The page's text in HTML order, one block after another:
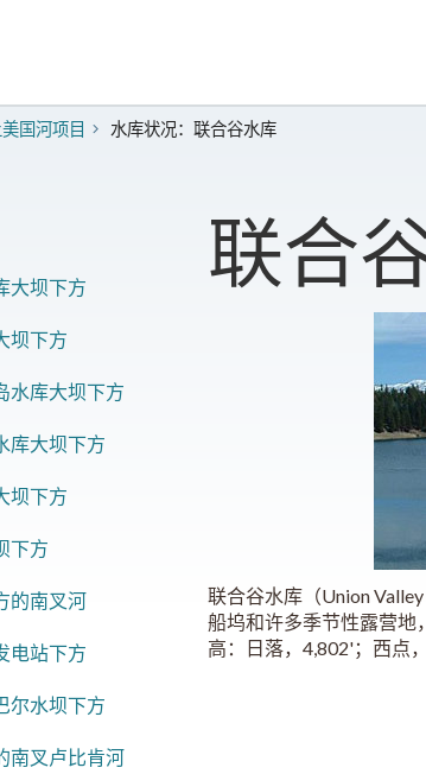
美国河项目 水库状况：联合谷水库
联合
联合谷水库（Union
船坞和许多季节性露营地
高：日落，4,802'；西点
大坝下方
坝下方
水库大坝下方
库大坝下方
坝下方
下方
的南叉河
电站下方
尔水坝下方
南叉卢比肯河